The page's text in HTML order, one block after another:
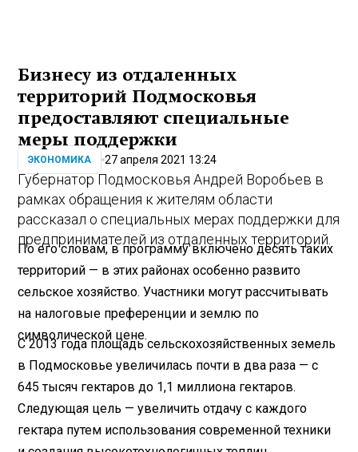
Бизнесу из отдаленных
территорий Подмосковья
предоставляют специальные
меры поддержки
ЭКОНОМИКА 27 апреля 2021 13:24
Губернатор Подмосковья Андрей Воробьев в
рамках обращения к жителям области
рассказал о специальных мерах поддержки для
предпринимателей из отдаленных территорий.
По его словам, в программу включено десять таких
территорий — в этих районах особенно развито
сельское хозяйство. Участники могут рассчитывать
на налоговые преференции и землю по
символической цене.
С 2013 года площадь сельскохозяйственных земель
в Подмосковье увеличилась почти в два раза — с
645 тысяч гектаров до 1,1 миллиона гектаров.
Следующая цель — увеличить отдачу с каждого
гектара путем использования современной техники